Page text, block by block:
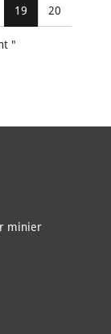
19 20
"
minier